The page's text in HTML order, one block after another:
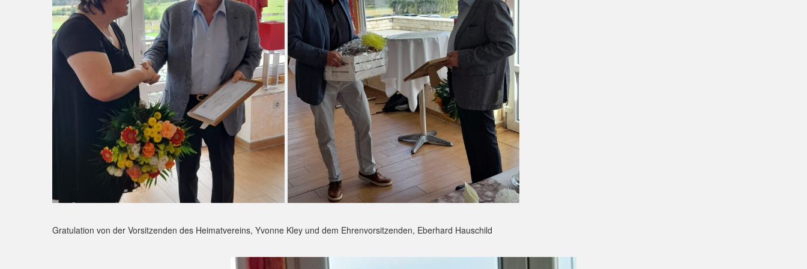
Gratulation von der Vorsitzenden des Heimatvereins, Yvonne Kley und dem Ehrenvorsitzenden, Eberhard Hauschild